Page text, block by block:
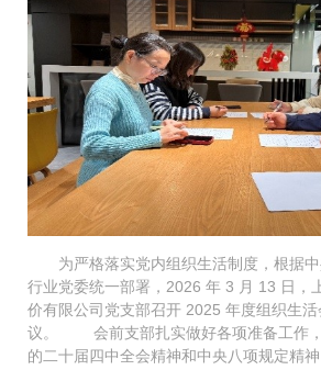
为严格落实党内组织生活制度，根据中
行业党委统一部署，2026 年 3 月 13 日，
价有限公司党支部召开 2025 年度组织生
议。 会前支部扎实做好各项准备工作，
的二十届四中全会精神和中央八项规定精神